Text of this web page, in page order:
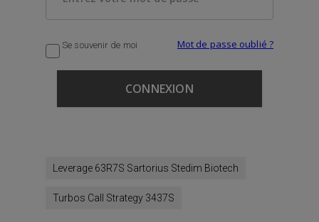
Se souvenir de moi Mot de passe oublié ?
Leverage 63R7S Sartorius Stedim Biotech
Turbos Call Strategy 3437S